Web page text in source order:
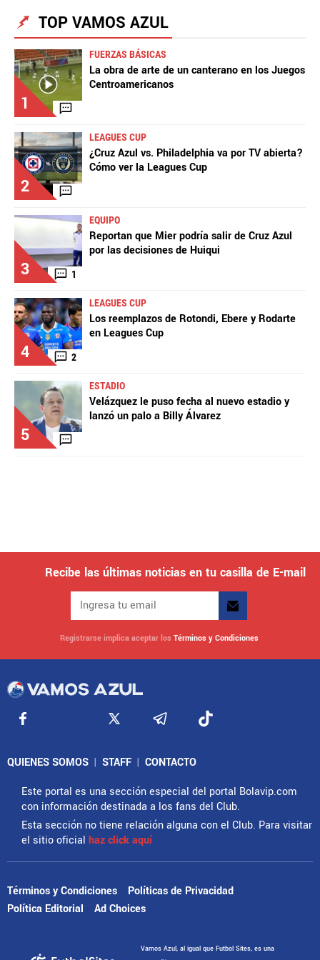
La aceptación de una de las ofertas presentadas en esta página
puede dar lugar a un pago a Vamos Azul. Este pago puede influir en
cómo y dónde aparecen los operadores de juego en la página y en el
orden en que aparecen, pero no influye en nuestras evaluaciones.
TOP VAMOS AZUL
1
FUERZAS BÁSICAS
La obra de arte de un canterano en los Juegos
Centroamericanos
2
LEAGUES CUP
¿Cruz Azul vs. Philadelphia va por TV abierta?
Cómo ver la Leagues Cup
3 1
EQUIPO
Reportan que Mier podría salir de Cruz Azul
por las decisiones de Huiqui
4 2
LEAGUES CUP
Los reemplazos de Rotondi, Ebere y Rodarte
en Leagues Cup
5
ESTADIO
Velázquez le puso fecha al nuevo estadio y
lanzó un palo a Billy Álvarez
Recibe las últimas noticias en tu casilla de E-mail
Registrarse implica aceptar los Términos y Condiciones
QUIENES SOMOS | STAFF | CONTACTO
Este portal es una sección especial del portal Bolavip.com
con información destinada a los fans del Club.
Esta sección no tiene relación alguna con el Club. Para visitar
el sitio oficial haz click aquí
Términos y Condiciones
Políticas de Privacidad
Política Editorial
Ad Choices
Vamos Azul, al igual que Futbol Sites, es una